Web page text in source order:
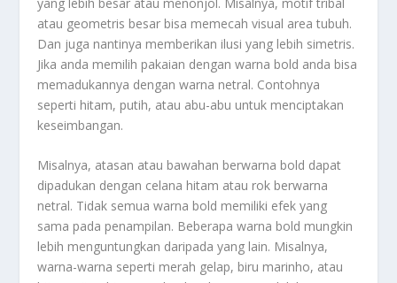
atau geometris besar bisa memecah visual area tubuh.
Dan juga nantinya memberikan ilusi yang lebih simetris.
Jika anda memilih pakaian dengan warna bold anda bisa
memadukannya dengan warna netral. Contohnya
seperti hitam, putih, atau abu-abu untuk menciptakan
keseimbangan.
Misalnya, atasan atau bawahan berwarna bold dapat
dipadukan dengan celana hitam atau rok berwarna
netral. Tidak semua warna bold memiliki efek yang
sama pada penampilan. Beberapa warna bold mungkin
lebih menguntungkan daripada yang lain. Misalnya,
warna-warna seperti merah gelap, biru marinho, atau